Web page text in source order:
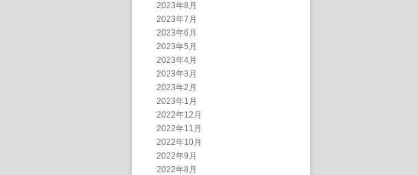
2023年8月
2023年7月
2023年6月
2023年5月
2023年4月
2023年3月
2023年2月
2023年1月
2022年12月
2022年11月
2022年10月
2022年9月
2022年8月